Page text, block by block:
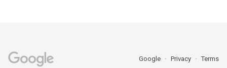
Google Privacy Terms